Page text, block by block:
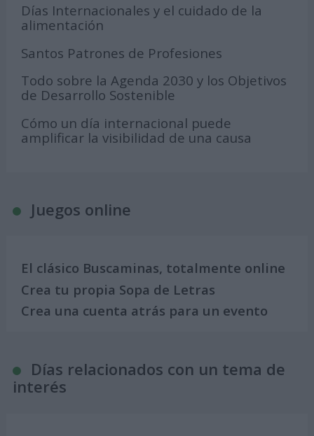
Días Internacionales y el cuidado de la
alimentación
Santos Patrones de Profesiones
Todo sobre la Agenda 2030 y los Objetivos
de Desarrollo Sostenible
Cómo un día internacional puede
amplificar la visibilidad de una causa
Juegos online
El clásico Buscaminas, totalmente online
Crea tu propia Sopa de Letras
Crea una cuenta atrás para un evento
Días relacionados con un tema de
interés